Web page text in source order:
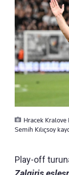
Hracek
Semih Kılıçsoy
Play-off